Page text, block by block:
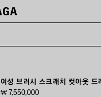
여성 브러시 스크래치 컷아웃 드
₩ 7,550,000